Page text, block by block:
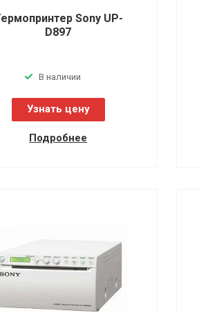
Sony UP-
D897
В наличии
Узнать цену
Подробнее